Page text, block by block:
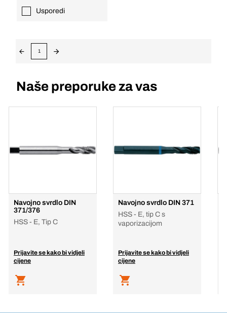
Usporedi
1
Naše preporuke za vas
Navojno svrdlo DIN
371/376
HSS - E, Tip C
Prijavite se kako bi vidjeli
cijene
Navojno svrdlo DIN 371
HSS - E, tip C s
vaporizacijom
Prijavite se kako bi vidjeli
cijene